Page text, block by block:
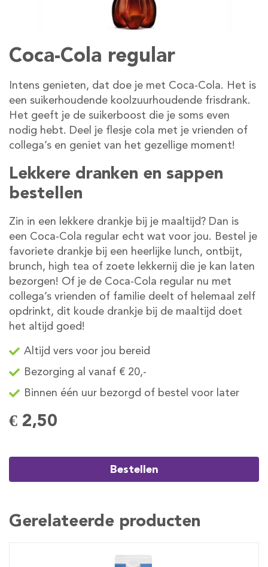
Coca-Cola regular
Intens genieten, dat doe je met Coca-Cola. Het is
een suikerhoudende koolzuurhoudende frisdrank.
Het geeft je de suikerboost die je soms even
nodig hebt. Deel je flesje cola met je vrienden of
collega’s en geniet van het gezellige moment!
Lekkere dranken en sappen
bestellen
Zin in een lekkere drankje bij je maaltijd? Dan is
een Coca-Cola regular echt wat voor jou. Bestel je
favoriete drankje bij een heerlijke lunch, ontbijt,
brunch, high tea of zoete lekkernij die je kan laten
bezorgen! Of je de Coca-Cola regular nu met
collega’s vrienden of familie deelt of helemaal zelf
opdrinkt, dit koude drankje bij de maaltijd doet
het altijd goed!
Altijd vers voor jou bereid
Bezorging al vanaf € 20,-
Binnen één uur bezorgd of bestel voor later
€ 2,50
Bestellen
Gerelateerde producten